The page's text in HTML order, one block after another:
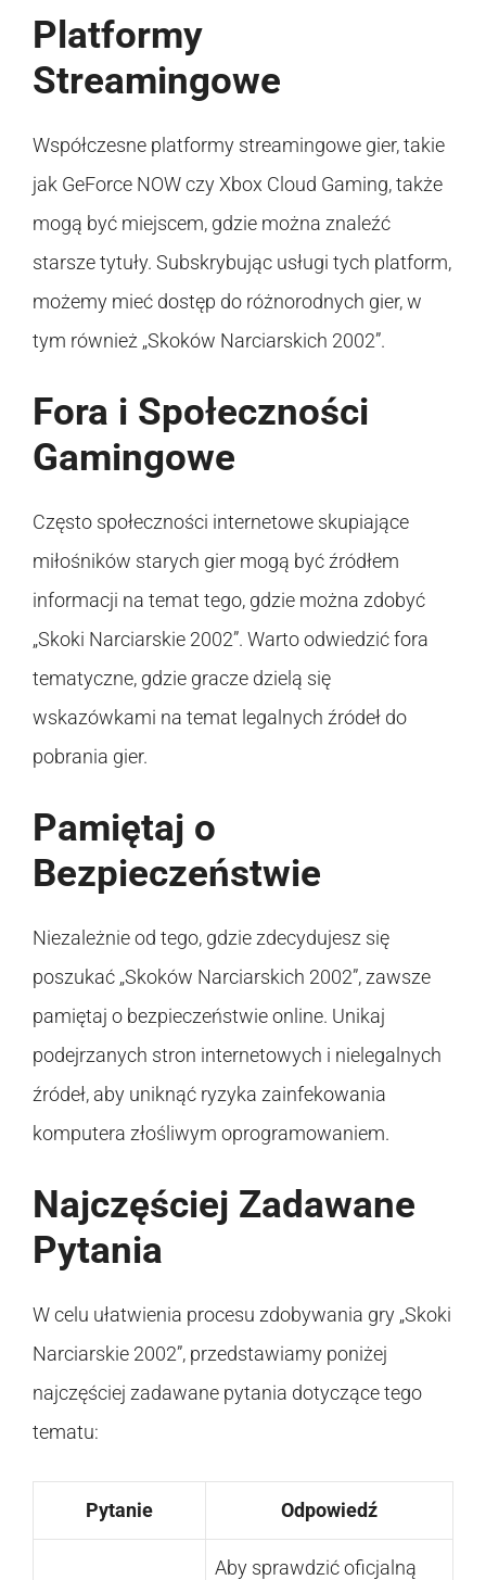
Platformy
Streamingowe
Współczesne platformy streamingowe gier, takie
jak GeForce NOW czy Xbox Cloud Gaming, także
mogą być miejscem, gdzie można znaleźć
starsze tytuły. Subskrybując usługi tych platform,
możemy mieć dostęp do różnorodnych gier, w
tym również „Skoków Narciarskich 2002”.
Fora i Społeczności
Gamingowe
Często społeczności internetowe skupiające
miłośników starych gier mogą być źródłem
informacji na temat tego, gdzie można zdobyć
„Skoki Narciarskie 2002”. Warto odwiedzić fora
tematyczne, gdzie gracze dzielą się
wskazówkami na temat legalnych źródeł do
pobrania gier.
Pamiętaj o
Bezpieczeństwie
Niezależnie od tego, gdzie zdecydujesz się
poszukać „Skoków Narciarskich 2002”, zawsze
pamiętaj o bezpieczeństwie online. Unikaj
podejrzanych stron internetowych i nielegalnych
źródeł, aby uniknąć ryzyka zainfekowania
komputera złośliwym oprogramowaniem.
Najczęściej Zadawane
Pytania
W celu ułatwienia procesu zdobywania gry „Skoki
Narciarskie 2002”, przedstawiamy poniżej
najczęściej zadawane pytania dotyczące tego
tematu:
Pytanie Odpowiedź
Aby sprawdzić oficjalną